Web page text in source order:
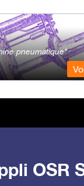
pneumatique
OSR